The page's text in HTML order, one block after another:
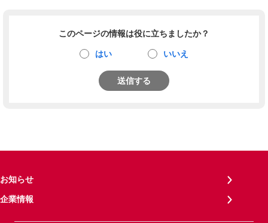
このページの情報は役に立ちましたか？
はい いいえ
送信する
お知らせ
企業情報